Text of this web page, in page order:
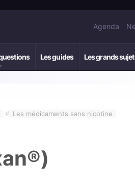
Agenda
Les guides Les grands
# Les médicaments sans nicotine